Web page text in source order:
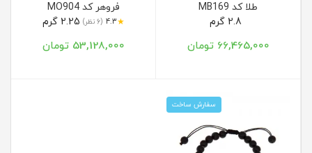
طلا کد MB169
66,465,000 تومان
فروهر کد MO904
★
4.3 (6 نظر)
53,128,000 تومان
سفارش ساخت